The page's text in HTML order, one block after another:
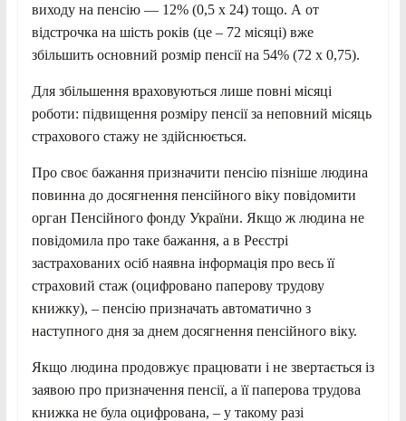
виходу на пенсію — 12% (0,5 х 24) тощо. А от
відстрочка на шість років (це – 72 місяці) вже
збільшить основний розмір пенсії на 54% (72 х 0,75).
Для збільшення враховуються лише повні місяці
роботи: підвищення розміру пенсії за неповний місяць
страхового стажу не здійснюється.
Про своє бажання призначити пенсію пізніше людина
повинна до досягнення пенсійного віку повідомити
орган Пенсійного фонду України. Якщо ж людина не
повідомила про таке бажання, а в Реєстрі
застрахованих осіб наявна інформація про весь її
страховий стаж (оцифровано паперову трудову
книжку), – пенсію призначать автоматично з
наступного дня за днем досягнення пенсійного віку.
Якщо людина продовжує працювати і не звертається із
заявою про призначення пенсії, а її паперова трудова
книжка не була оцифрована, – у такому разі